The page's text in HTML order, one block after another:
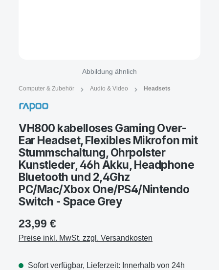
Abbildung ähnlich
Computer & Zubehör Audio & Video Headsets
VH800 kabelloses Gaming Over-
Ear Headset, Flexibles Mikrofon mit
Stummschaltung, Ohrpolster
Kunstleder, 46h Akku, Headphone
Bluetooth und 2,4Ghz
PC/Mac/Xbox One/PS4/Nintendo
Switch - Space Grey
23,99 €
Preise inkl. MwSt. zzgl. Versandkosten
Sofort verfügbar, Lieferzeit: Innerhalb von 24h